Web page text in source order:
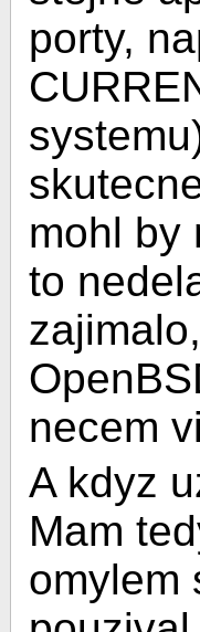
porty,
mohl by
to
necem
A kdyz
Mam
omylem